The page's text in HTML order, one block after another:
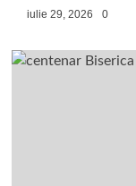
iulie 29, 2026 0